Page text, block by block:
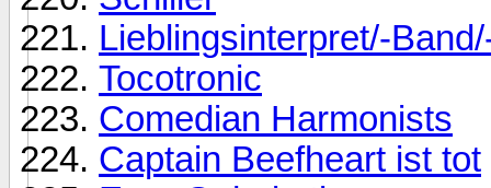
Lieblingsinterpret/-
Tocotronic
Comedian Harmonists
Captain Beefheart ist tot